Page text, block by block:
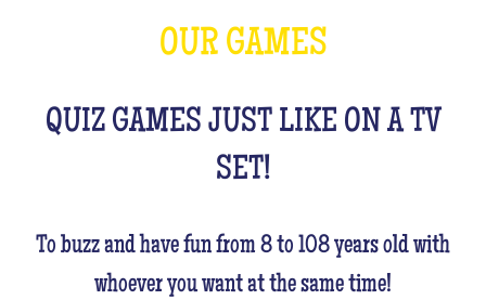
OUR GAMES
QUIZ GAMES JUST LIKE ON A TV
SET!
To buzz and have fun from 8 to 108 years old with
whoever you want at the same time!